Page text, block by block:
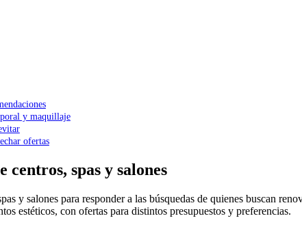
y maquillaje
ofertas
spas y salones
y salones para responder a las búsquedas de quienes buscan
estéticos, con ofertas para distintos presupuestos y preferencias.